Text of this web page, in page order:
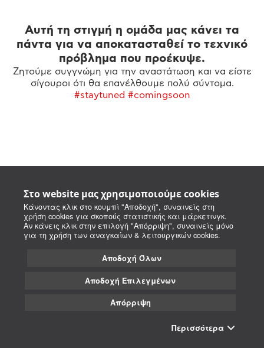
Στο website μας χρησιμοποιούμε cookies
Κάνοντας κλικ στο κουμπί "Αποδοχή", συναινείς στη
χρήση cookies για σκοπούς στατιστικής και μάρκετινγκ.
Αν κάνεις κλικ στην επιλογή "Απόρριψη", συναινείς μόνο
για τη χρήση των αναγκαίων & λειτουργικών cookies.
Αποδοχή Όλων
Αποδοχή Επιλεγμένων
Απόρριψη
Περισσότερα
Αυτή τη στιγμή η ομάδα μας κάνει τα
πάντα για να αποκατασταθεί το τεχνικό
πρόβλημα που προέκυψε.
Ζητούμε συγγνώμη για την αναστάτωση και να είστε
σίγουροι ότι θα επανέλθουμε πολύ σύντομα.
#staytuned #comingsoon